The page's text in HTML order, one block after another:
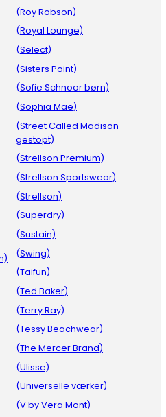
(Roy Robson)
(Royal Lounge)
(Select)
(Sisters Point)
(Sofie Schnoor børn)
(Sophia Mae)
(Street Called Madison –
gestopt)
(Strellson Premium)
(Strellson Sportswear)
(Strellson)
(Superdry)
(Sustain)
(Swing)
(Taifun)
(Ted Baker)
(Terry Ray)
(Tessy Beachwear)
(The Mercer Brand)
(Ulisse)
(Universelle værker)
(V by Vera Mont)